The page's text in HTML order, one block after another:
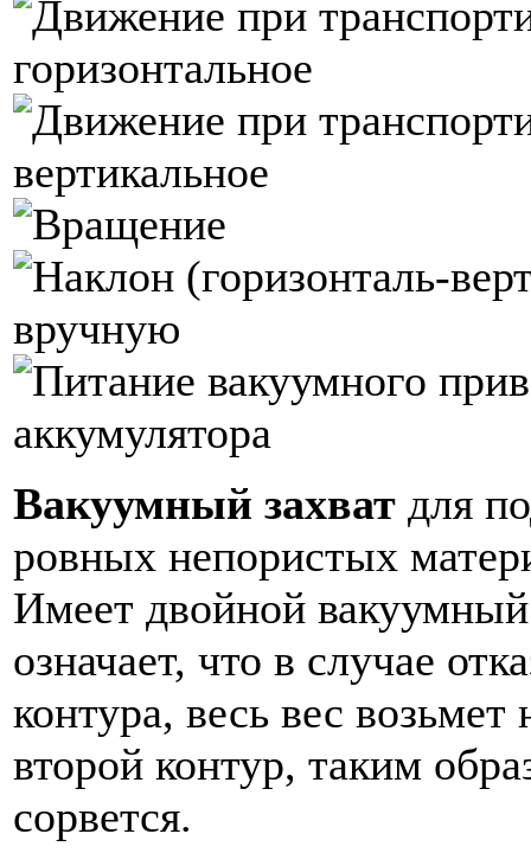
Вакуумный захват для
ровных непористых
Имеет двойной вакуумный
означает, что в случае
контура, весь вес возьмет
второй контур, таким
сорвется.